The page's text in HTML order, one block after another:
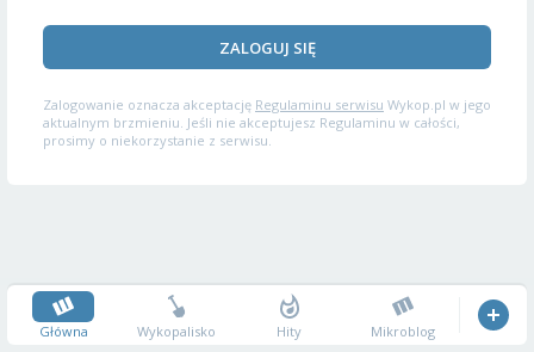
ZALOGUJ SIĘ
Zalogowanie oznacza akceptację Regulaminu serwisu Wykop.pl w jego
aktualnym brzmieniu. Jeśli nie akceptujesz Regulaminu w całości,
prosimy o niekorzystanie z serwisu.
Główna Wykopalisko Hity Mikroblog